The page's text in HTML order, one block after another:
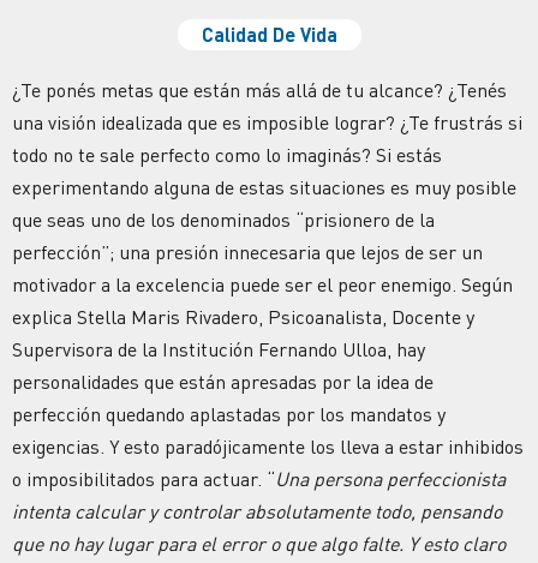
Calidad De Vida
¿Te ponés metas que están más allá de tu alcance? ¿Tenés
una visión idealizada que es imposible lograr? ¿Te frustrás si
todo no te sale perfecto como lo imaginás? Si estás
experimentando alguna de estas situaciones es muy posible
que seas uno de los denominados “prisionero de la
perfección”; una presión innecesaria que lejos de ser un
motivador a la excelencia puede ser el peor enemigo. Según
explica Stella Maris Rivadero, Psicoanalista, Docente y
Supervisora de la Institución Fernando Ulloa, hay
personalidades que están apresadas por la idea de
perfección quedando aplastadas por los mandatos y
exigencias. Y esto paradójicamente los lleva a estar inhibidos
o imposibilitados para actuar. “Una persona perfeccionista
intenta calcular y controlar absolutamente todo, pensando
que no hay lugar para el error o que algo falte. Y esto claro